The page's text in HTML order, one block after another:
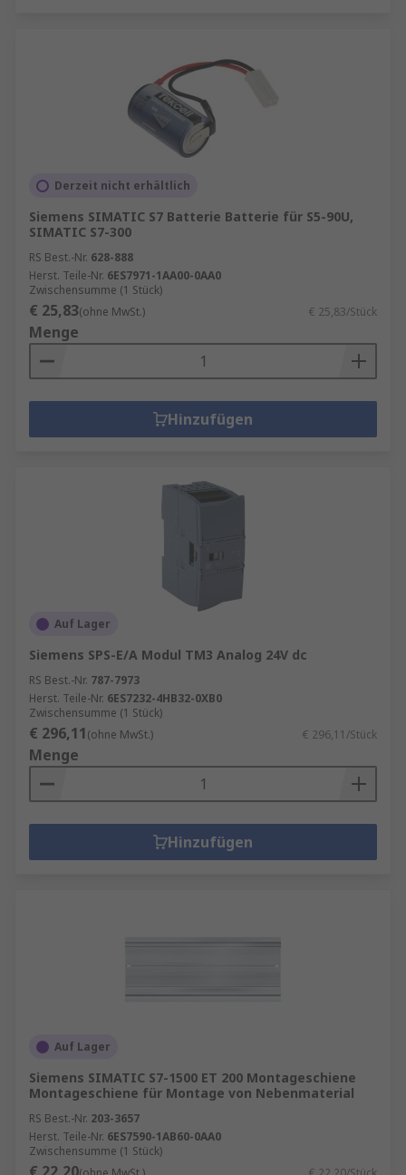
Derzeit nicht erhältlich
Siemens SIMATIC S7 Batterie Batterie für S5-90U,
SIMATIC S7-300
RS Best.-Nr. 628-888
Herst. Teile-Nr. 6ES7971-1AA00-0AA0
Zwischensumme (1 Stück)
€ 25,83(ohne MwSt.) € 25,83/Stück
Menge
Hinzufügen
Auf Lager
Siemens SPS-E/A Modul TM3 Analog 24V dc
RS Best.-Nr. 787-7973
Herst. Teile-Nr. 6ES7232-4HB32-0XB0
Zwischensumme (1 Stück)
€ 296,11(ohne MwSt.) € 296,11/Stück
Menge
Hinzufügen
Auf Lager
Siemens SIMATIC S7-1500 ET 200 Montageschiene
Montageschiene für Montage von Nebenmaterial
RS Best.-Nr. 203-3657
Herst. Teile-Nr. 6ES7590-1AB60-0AA0
Zwischensumme (1 Stück)